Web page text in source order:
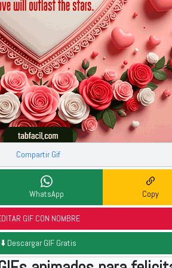
Compartir Gif
WhatsApp Copy
GIF CON NOMBRE
⬇️ Descargar GIF Gratis